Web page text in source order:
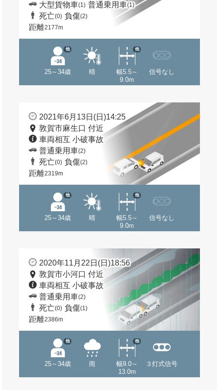
大型貨物車(1) 普通乗用車(1)
死亡(0) 負傷(2)
距離2177m
25～34歳
他
晴
幅5.5～
9.0m
他
信号なし
2021年6月13日(日)14:25
敦賀市麻生口 付近
車両相互 小破事故
普通乗用車(2)
死亡(0) 負傷(2)
距離2319m
25～34歳
他
晴
幅5.5～
9.0m
他
信号なし
2020年11月22日(日)18:56
敦賀市小河口 付近
車両相互 小破事故
普通乗用車(2)
死亡(0) 負傷(1)
距離2386m
25～34歳
他
雨
幅9.0～
13.0m
他
３灯式信号